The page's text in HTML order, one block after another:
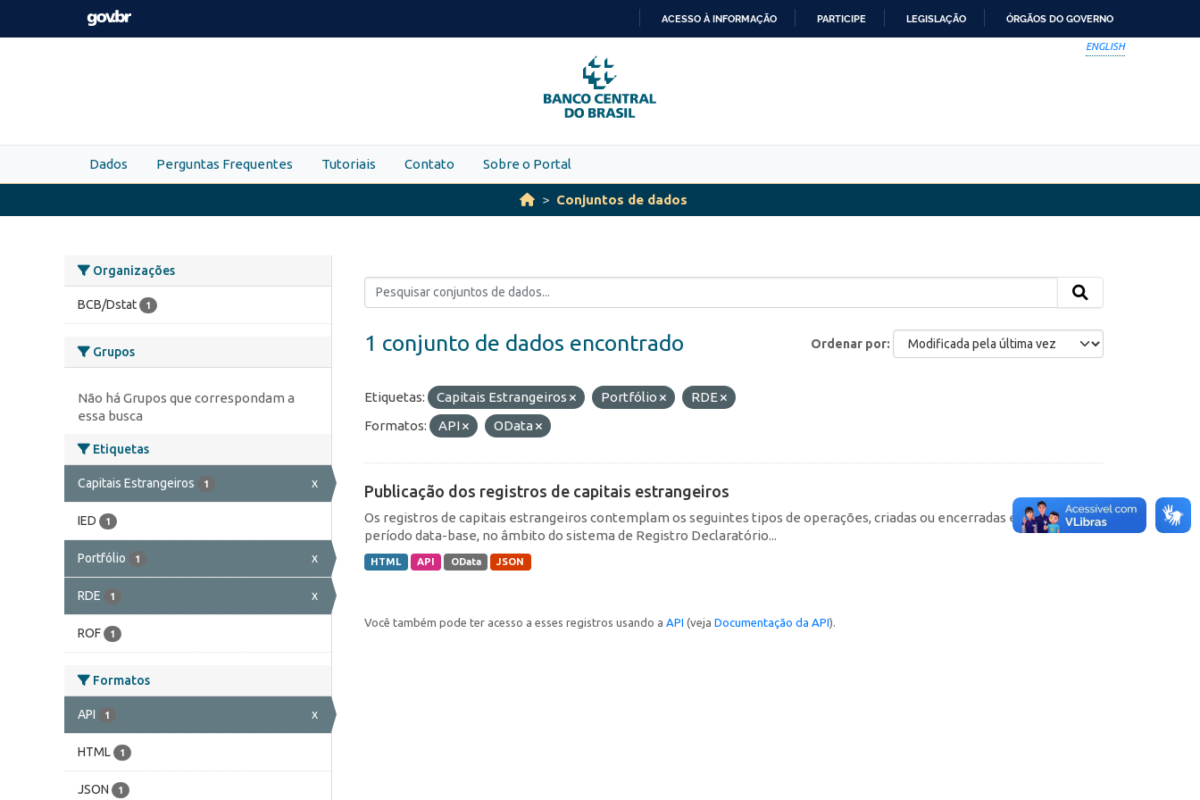
Skip to main content
PARA
O
CONTEÚDO
ACESSO À INFORMAÇÃO PARTICIPE LEGISLAÇÃO ÓRGÃOS DO GOVERNO
ENGLISH
Dados Perguntas Frequentes Tutoriais Contato Sobre o Portal
Conjuntos de dados
Organizações
BCB/Dstat 1
Grupos
Não há Grupos que correspondam a
essa busca
Etiquetas
Capitais Estrangeiros 1 x
IED 1
Portfólio 1 x
RDE 1 x
ROF 1
Formatos
API 1 x
HTML 1
JSON 1
Ordenar por
1 conjunto de dados encontrado
Etiquetas: Capitais Estrangeiros Portfólio
RDE
Formatos:
API OData
Publicação dos registros de capitais estrangeiros
Os registros de capitais estrangeiros contemplam os seguintes tipos de operações, criadas ou encerradas em cada
período data-base, no âmbito do sistema de Registro Declaratório...
HTML API OData JSON
Você também pode ter acesso a esses registros usando a API (veja Documentação da API).